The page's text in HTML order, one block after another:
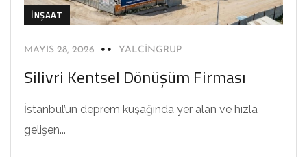
İNŞAAT
MAYIS 28, 2026 YALCINGRUP
Silivri Kentsel Dönüşüm Firması
İstanbul’un deprem kuşağında yer alan ve hızla
gelişen...